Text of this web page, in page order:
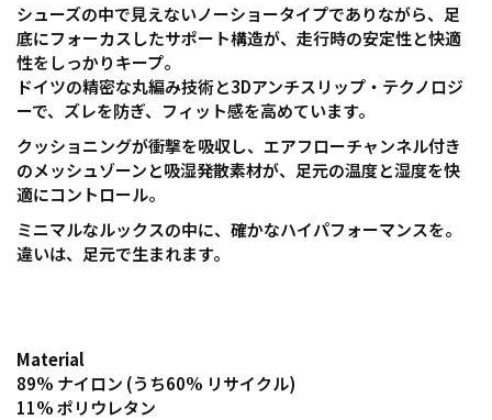
シューズの中で見えないノーショータイプでありながら、足
底にフォーカスしたサポート構造が、走行時の安定性と快適
性をしっかりキープ。
ドイツの精密な丸編み技術と3Dアンチスリップ・テクノロジ
ーで、ズレを防ぎ、フィット感を高めています。
クッショニングが衝撃を吸収し、エアフローチャンネル付き
のメッシュゾーンと吸湿発散素材が、足元の温度と湿度を快
適にコントロール。
ミニマルなルックスの中に、確かなハイパフォーマンスを。
違いは、足元で生まれます。
Material
89% ナイロン (うち60% リサイクル)
11% ポリウレタン